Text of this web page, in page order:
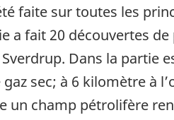
faite sur toutes les
a fait 20 découvertes
Dans la partie
sec; à 6 kilomètre à
un champ pétrolifère